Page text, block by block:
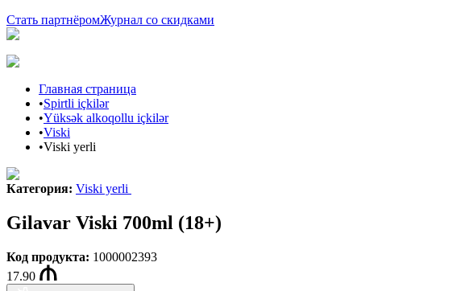
Стать партнёромЖурнал со скидками
Главная страница
•Spirtli içkilər
•Yüksək alkoqollu içkilər
•Viski
•Viski yerli
Категория: Viski yerli
Gilavar Viski 700ml (18+)
Код продукта: 1000002393
17.90